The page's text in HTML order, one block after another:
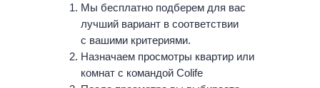
Мы бесплатно подберем для вас
лучший вариант в соответствии
с вашими критериями.
Назначаем просмотры квартир или
комнат с командой Colife